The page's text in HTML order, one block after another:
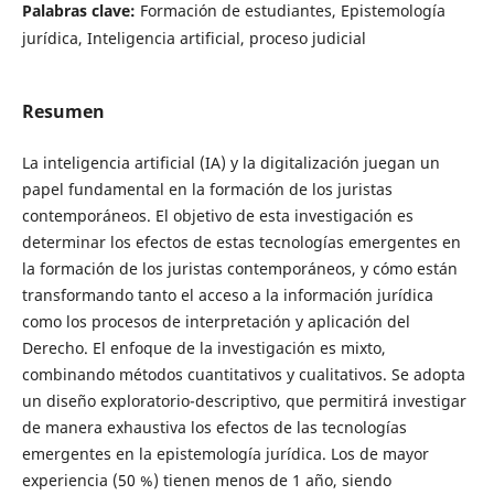
Palabras clave: Formación de estudiantes, Epistemología
jurídica, Inteligencia artificial, proceso judicial
Resumen
La inteligencia artificial (IA) y la digitalización juegan un
papel fundamental en la formación de los juristas
contemporáneos. El objetivo de esta investigación es
determinar los efectos de estas tecnologías emergentes en
la formación de los juristas contemporáneos, y cómo están
transformando tanto el acceso a la información jurídica
como los procesos de interpretación y aplicación del
Derecho. El enfoque de la investigación es mixto,
combinando métodos cuantitativos y cualitativos. Se adopta
un diseño exploratorio-descriptivo, que permitirá investigar
de manera exhaustiva los efectos de las tecnologías
emergentes en la epistemología jurídica. Los de mayor
experiencia (50 %) tienen menos de 1 año, siendo